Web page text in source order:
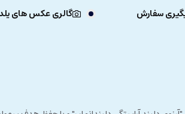
سفارش
گالری عکس های